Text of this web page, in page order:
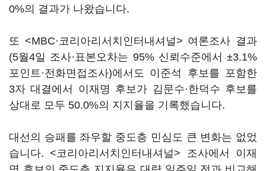
0%의 결과가 나왔습니다.
또 <MBC·코리아리서치인터내셔널> 여론조사 결과
(5월4일 조사·표본오차는 95% 신뢰수준에서 ±3.1%
포인트·전화면접조사)에서도 이준석 후보를 포함한
3자 대결에서 이재명 후보가 김문수·한덕수 후보를
상대로 모두 50.0%의 지지율을 기록했습니다.
대선의 승패를 좌우할 중도층 민심도 큰 변화는 없었
습니다. <코리아리서치인터내셔널> 조사에서 이재